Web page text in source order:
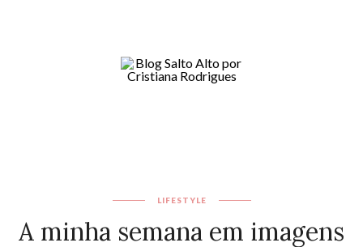
LIFESTYLE
A minha semana em imagens